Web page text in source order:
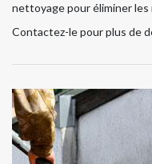
nettoyage pour éliminer
Contactez-le pour plus de